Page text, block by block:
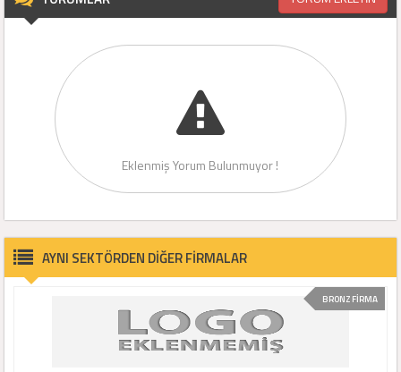
Eklenmiş Yorum Bulunmuyor !
AYNI SEKTÖRDEN DİĞER FİRMALAR
BRONZ FİRMA